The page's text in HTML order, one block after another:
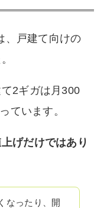
、戸建て向けの
2ギガは月300
ています。
げだけではあり
なったり、開